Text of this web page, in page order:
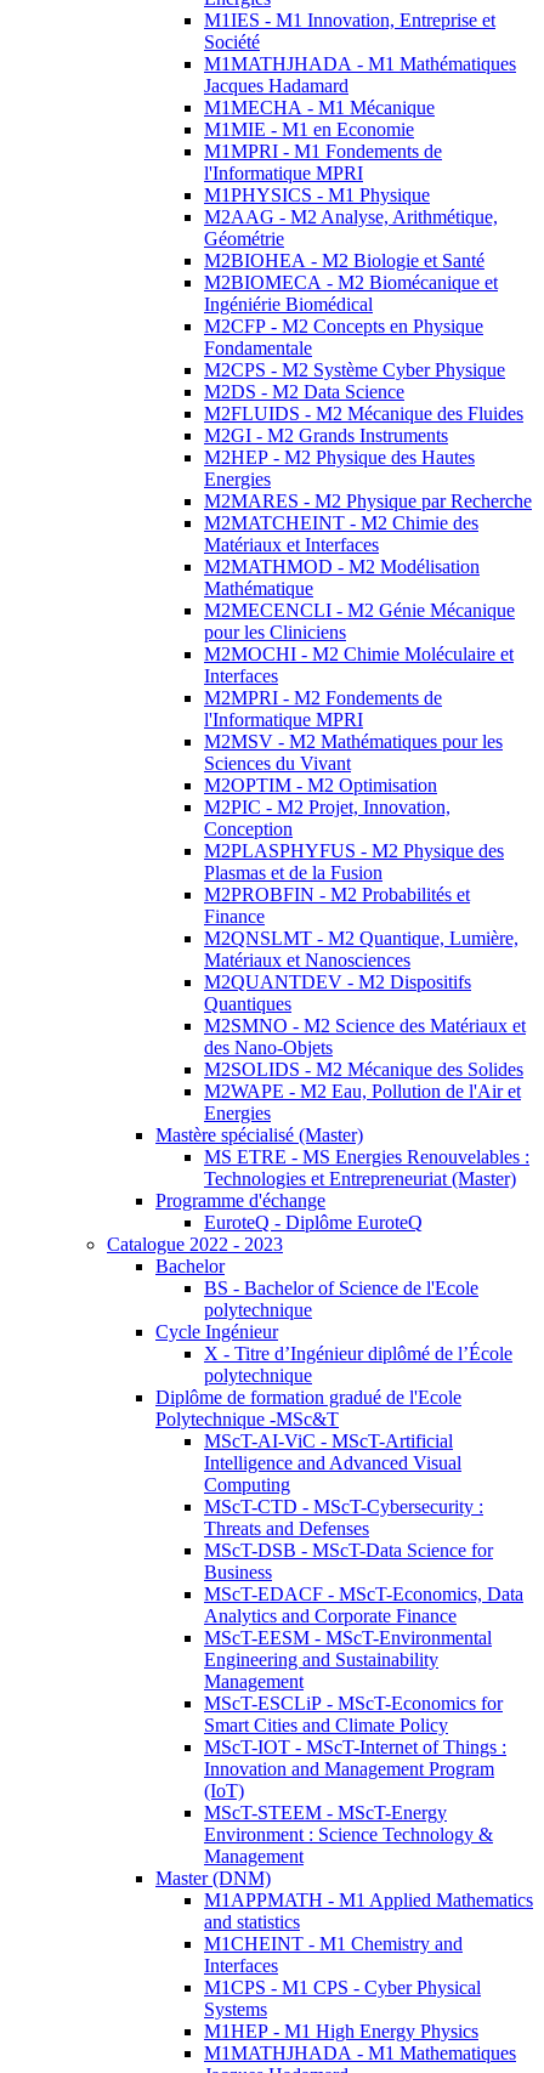
M1IES - M1 Innovation, Entreprise et
Société
M1MATHJHADA - M1 Mathématiques
Jacques Hadamard
M1MECHA - M1 Mécanique
M1MIE - M1 en Economie
M1MPRI - M1 Fondements de
l'Informatique MPRI
M1PHYSICS - M1 Physique
M2AAG - M2 Analyse, Arithmétique,
Géométrie
M2BIOHEA - M2 Biologie et Santé
M2BIOMECA - M2 Biomécanique et
Ingéniérie Biomédical
M2CFP - M2 Concepts en Physique
Fondamentale
M2CPS - M2 Système Cyber Physique
M2DS - M2 Data Science
M2FLUIDS - M2 Mécanique des Fluides
M2GI - M2 Grands Instruments
M2HEP - M2 Physique des Hautes
Energies
M2MARES - M2 Physique par Recherche
M2MATCHEINT - M2 Chimie des
Matériaux et Interfaces
M2MATHMOD - M2 Modélisation
Mathématique
M2MECENCLI - M2 Génie Mécanique
pour les Cliniciens
M2MOCHI - M2 Chimie Moléculaire et
Interfaces
M2MPRI - M2 Fondements de
l'Informatique MPRI
M2MSV - M2 Mathématiques pour les
Sciences du Vivant
M2OPTIM - M2 Optimisation
M2PIC - M2 Projet, Innovation,
Conception
M2PLASPHYFUS - M2 Physique des
Plasmas et de la Fusion
M2PROBFIN - M2 Probabilités et
Finance
M2QNSLMT - M2 Quantique, Lumière,
Matériaux et Nanosciences
M2QUANTDEV - M2 Dispositifs
Quantiques
M2SMNO - M2 Science des Matériaux et
des Nano-Objets
M2SOLIDS - M2 Mécanique des Solides
M2WAPE - M2 Eau, Pollution de l'Air et
Energies
Mastère spécialisé (Master)
MS ETRE - MS Energies Renouvelables :
Technologies et Entrepreneuriat (Master)
Programme d'échange
EuroteQ - Diplôme EuroteQ
Catalogue 2022 - 2023
Bachelor
BS - Bachelor of Science de l'Ecole
polytechnique
Cycle Ingénieur
X - Titre d’Ingénieur diplômé de l’École
polytechnique
Diplôme de formation gradué de l'Ecole
Polytechnique -MSc&T
MScT-AI-ViC - MScT-Artificial
Intelligence and Advanced Visual
Computing
MScT-CTD - MScT-Cybersecurity :
Threats and Defenses
MScT-DSB - MScT-Data Science for
Business
MScT-EDACF - MScT-Economics, Data
Analytics and Corporate Finance
MScT-EESM - MScT-Environmental
Engineering and Sustainability
Management
MScT-ESCLiP - MScT-Economics for
Smart Cities and Climate Policy
MScT-IOT - MScT-Internet of Things :
Innovation and Management Program
(IoT)
MScT-STEEM - MScT-Energy
Environment : Science Technology &
Management
Master (DNM)
M1APPMATH - M1 Applied Mathematics
and statistics
M1CHEINT - M1 Chemistry and
Interfaces
M1CPS - M1 CPS - Cyber Physical
Systems
M1HEP - M1 High Energy Physics
M1MATHJHADA - M1 Mathematiques